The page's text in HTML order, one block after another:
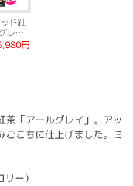
ド紅
レイ
円
茶「アールグレイ」。アッ
ごこちに仕上げました。ミ
ー）